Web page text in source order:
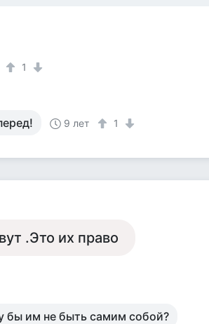
1
9 лет 1
.Это их право
бы им не быть самим собой?